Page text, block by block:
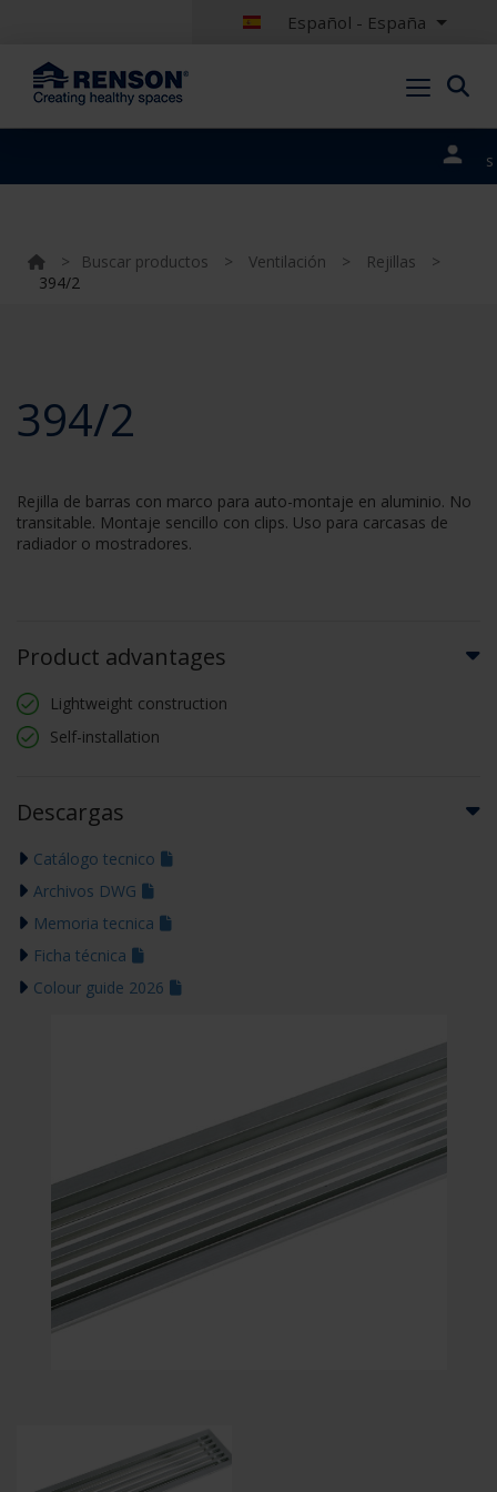
Español - España
portales
> Buscar productos > Ventilación > Rejillas
>
394/2
394/2
Rejilla de barras con marco para auto-montaje en aluminio. No
transitable. Montaje sencillo con clips. Uso para carcasas de
radiador o mostradores.
Product advantages
Lightweight construction
Self-installation
Descargas
Catálogo tecnico
Archivos DWG
Memoria tecnica
Ficha técnica
Colour guide 2026